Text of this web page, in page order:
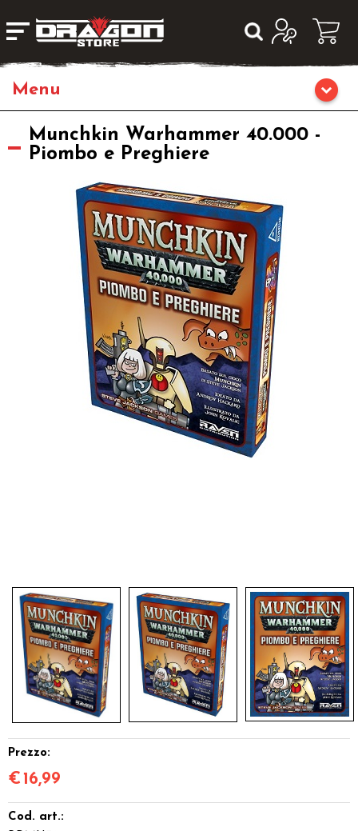
Home
Giochi di Carte Collezionabili
Munchkin Warhammer 40.000 -
Piombo e Preghiere
Prezzo:
€ 16,99
Cod. art.: